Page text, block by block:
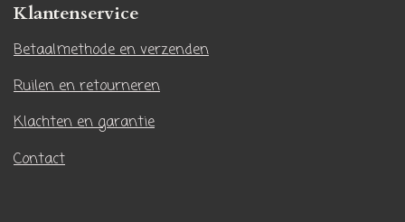
a
m
Klantenservice
Betaalmethode en verzenden
Ruilen en retourneren
Klachten en garantie
Contact